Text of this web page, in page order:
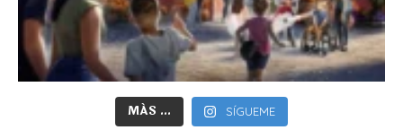
MÁS ... SÍGUEME